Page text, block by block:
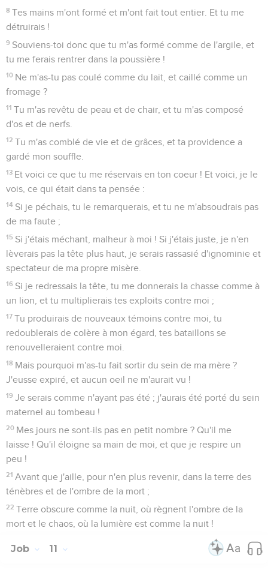
8 Tes mains m'ont formé et m'ont fait tout entier. Et tu me
détruirais !
9 Souviens-toi donc que tu m'as formé comme de l'argile, et
tu me ferais rentrer dans la poussière !
10 Ne m'as-tu pas coulé comme du lait, et caillé comme un
fromage ?
11 Tu m'as revêtu de peau et de chair, et tu m'as composé
d'os et de nerfs.
12 Tu m'as comblé de vie et de grâces, et ta providence a
gardé mon souffle.
13 Et voici ce que tu me réservais en ton coeur ! Et voici, je le
vois, ce qui était dans ta pensée :
14 Si je péchais, tu le remarquerais, et tu ne m'absoudrais pas
de ma faute ;
15 Si j'étais méchant, malheur à moi ! Si j'étais juste, je n'en
lèverais pas la tête plus haut, je serais rassasié d'ignominie et
spectateur de ma propre misère.
16 Si je redressais la tête, tu me donnerais la chasse comme à
un lion, et tu multiplierais tes exploits contre moi ;
17 Tu produirais de nouveaux témoins contre moi, tu
redoublerais de colère à mon égard, tes bataillons se
renouvelleraient contre moi.
18 Mais pourquoi m'as-tu fait sortir du sein de ma mère ?
J'eusse expiré, et aucun oeil ne m'aurait vu !
19 Je serais comme n'ayant pas été ; j'aurais été porté du sein
maternel au tombeau !
20 Mes jours ne sont-ils pas en petit nombre ? Qu'il me
laisse ! Qu'il éloigne sa main de moi, et que je respire un
peu !
21 Avant que j'aille, pour n'en plus revenir, dans la terre des
ténèbres et de l'ombre de la mort ;
22 Terre obscure comme la nuit, où règnent l'ombre de la
mort et le chaos, où la lumière est comme la nuit !
Job 11